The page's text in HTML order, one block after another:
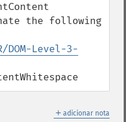
the following
Level-3-
＋ adicionar nota